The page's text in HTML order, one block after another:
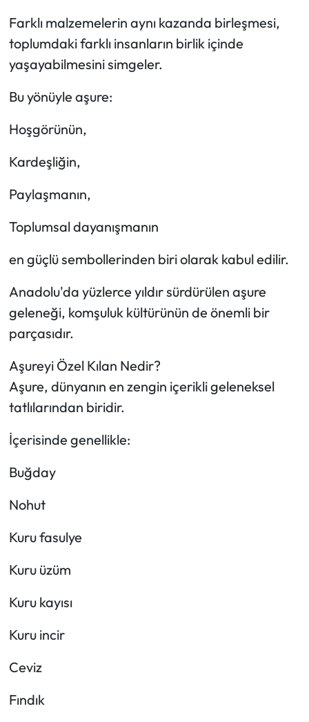
Farklı malzemelerin aynı kazanda birleşmesi,
toplumdaki farklı insanların birlik içinde
yaşayabilmesini simgeler.
Bu yönüyle aşure:
Hoşgörünün,
Kardeşliğin,
Paylaşmanın,
Toplumsal dayanışmanın
en güçlü sembollerinden biri olarak kabul edilir.
Anadolu'da yüzlerce yıldır sürdürülen aşure
geleneği, komşuluk kültürünün de önemli bir
parçasıdır.
Aşureyi Özel Kılan Nedir?
Aşure, dünyanın en zengin içerikli geleneksel
tatlılarından biridir.
İçerisinde genellikle:
Buğday
Nohut
Kuru fasulye
Kuru üzüm
Kuru kayısı
Kuru incir
Ceviz
Fındık